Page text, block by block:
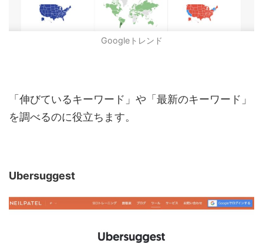
Googleトレンド
「伸びているキーワード」や「最新のキーワード」
を調べるのに役立ちます。
Ubersuggest